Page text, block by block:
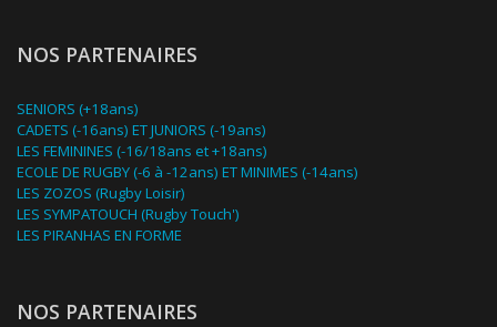
NOS PARTENAIRES
SENIORS (+18ans)
CADETS (-16ans) ET JUNIORS (-19ans)
LES FEMININES (-16/18ans et +18ans)
ECOLE DE RUGBY (-6 à -12ans) ET MINIMES (-14ans)
LES ZOZOS (Rugby Loisir)
LES SYMPATOUCH (Rugby Touch')
LES PIRANHAS EN FORME
NOS PARTENAIRES